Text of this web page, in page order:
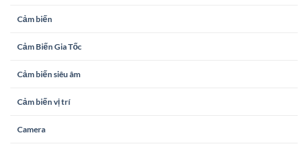
Cảm biến
Cảm Biến Gia Tốc
Cảm biến siêu âm
Cảm biến vị trí
Camera